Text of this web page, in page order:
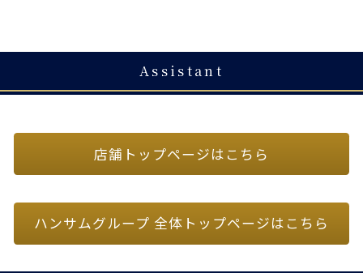
Assistant
店舗トップページはこちら
ハンサムグループ 全体トップページはこちら